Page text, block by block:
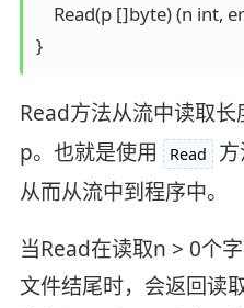
Read(p []byte) (n int,
}
Read方法从流中读取长
p。也就是使用
Read
从而从流中到程序中。
当Read在读取n > 0个
文件结尾时，会返回读